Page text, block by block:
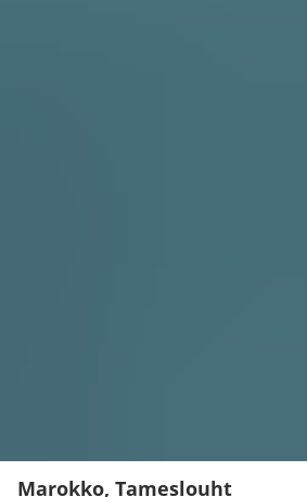
Marokko, Tameslouht